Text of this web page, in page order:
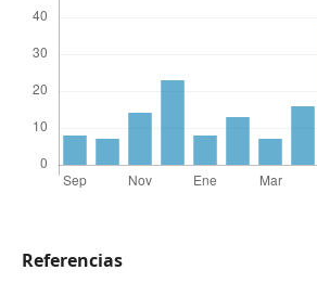
Referencias